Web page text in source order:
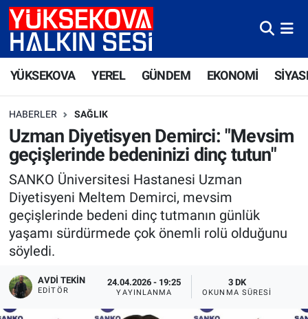
YÜKSEKOVA YEREL GÜNDEM EKONOMİ
HABERLER SAĞLIK
Uzman Diyetisyen Demirci: "Mevsim
geçişlerinde bedeninizi dinç tutun"
SANKO Üniversitesi Hastanesi Uzman
Diyetisyeni Meltem Demirci, mevsim
geçişlerinde bedeni dinç tutmanın günlük
yaşamı sürdürmede çok önemli rolü olduğunu
söyledi.
AVDI TEKIN
EDITÖR
24.04.2026 - 19:25
YAYINLANMA
3 DK
OKUNMA SÜRESI
Yüksekova Nöbetçi Eczaneler
Yüksekova Trafik Yoğunluk Haritası
Süper Lig Puan Durumu ve Fikstür
Tüm Manşetler
Son Dakika Haberleri